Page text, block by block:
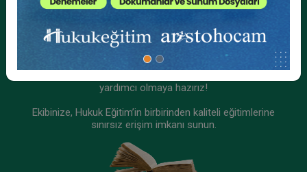
Kurumsal Teklif Alın
yardımcı olmaya hazırız!
Ekibinize, Hukuk Eğitim’in birbirinden kaliteli eğitimlerine
sınırsız erişim imkanı sunun.